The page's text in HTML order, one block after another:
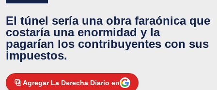
El túnel sería una obra faraónica que
costaría una enormidad y la
pagarían los contribuyentes con sus
impuestos.
Agregar La Derecha Diario en